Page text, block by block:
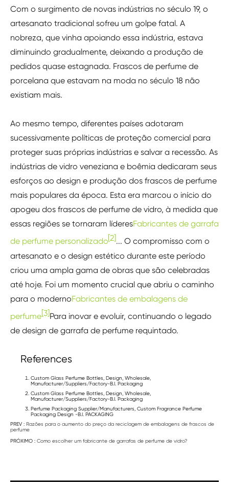
Com o surgimento de novas indústrias no século 19, o
artesanato tradicional sofreu um golpe fatal. A
nobreza, que vinha apoiando essa indústria, estava
diminuindo gradualmente, deixando a produção de
pedidos quase estagnada. Frascos de perfume de
porcelana que estavam na moda no século 18 não
existiam mais.
Ao mesmo tempo, diferentes países adotaram
sucessivamente políticas de proteção comercial para
proteger suas próprias indústrias e salvar a recessão. As
indústrias de vidro veneziana e boêmia dedicaram seus
esforços ao design e produção dos frascos de perfume
mais populares da época. Esta era marcou o início do
apogeu dos frascos de perfume de vidro, à medida que
essas regiões se tornaram líderesFabricantes de garrafa
de perfume personalizado[2]... O compromisso com o
artesanato e o design estético durante este período
criou uma ampla gama de obras que são celebradas
até hoje. Foi um momento crucial que abriu o caminho
para o modernoFabricantes de embalagens de
perfume[3]Para inovar e evoluir, continuando o legado
de design de garrafa de perfume requintado.
References
Custom Glass Perfume Bottles, Design, Wholesale,
Manufacturer/Suppliers/Factory-B.I. Packaging
Custom Glass Perfume Bottles, Design, Wholesale,
Manufacturer/Suppliers/Factory-B.I. Packaging
Perfume Packaging Supplier/Manufacturers, Custom Fragrance Perfume
Packaging Design -B.I. PACKAGING
PREV : Razões para o aumento do preço da reciclagem de embalagens de frascos de
perfume
PRÓXIMO : Como escolher um fabricante de garrafas de perfume de vidro?